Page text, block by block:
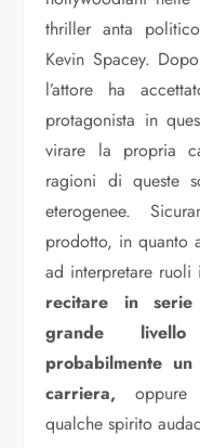
thriller anta
Kevin Spacey.
l’attore ha
protagonista in
virare la propria
ragioni di queste
eterogenee.
prodotto, in quanto
ad interpretare ruoli
recitare in serie
grande livello
probabilmente
carriera, oppure
qualche spirito